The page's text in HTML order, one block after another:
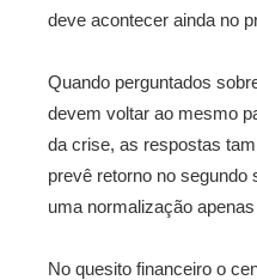
deve acontecer ainda no
Quando perguntados
devem voltar ao mesmo
da crise, as respostas
prevê retorno no segundo
uma normalização
No quesito financeiro o